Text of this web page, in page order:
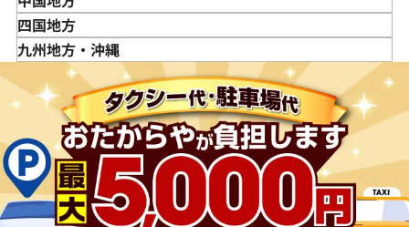
山形県
福島県
千葉県
茨城県
栃木県
群馬県
石川県
山梨県
長野県
岐阜県
静岡県
愛知県
滋賀県
京都府
兵庫県
奈良県
和歌山県
鳥取県
島根県
広島県
山口県
四国地方
徳島県
愛媛県
九州地方・沖縄
佐賀県
長崎県
熊本県
大分県
宮崎県
鹿児島県